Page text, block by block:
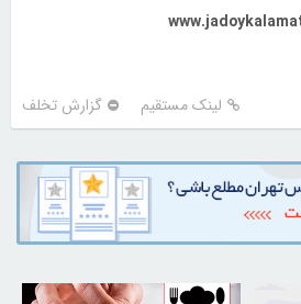
لینک مستقیم گزارش تخلف